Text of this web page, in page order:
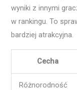
wyniki z innymi
w rankingu. To
bardziej atrakcyjna.
Cecha
Różnorodność